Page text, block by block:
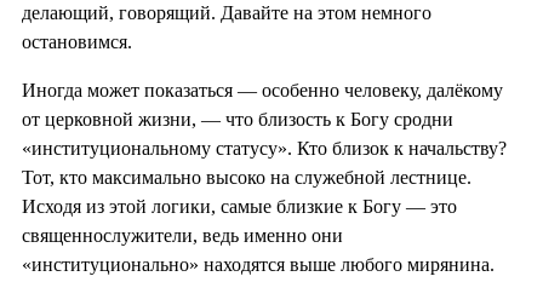
делающий, говорящий. Давайте на этом немного
остановимся.
Иногда может показаться — особенно человеку, далёкому
от церковной жизни, — что близость к Богу сродни
«институциональному статусу». Кто близок к начальству?
Тот, кто максимально высоко на служебной лестнице.
Исходя из этой логики, самые близкие к Богу — это
священнослужители, ведь именно они
«институционально» находятся выше любого мирянина.